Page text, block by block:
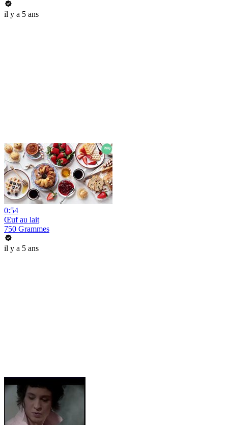
il y a 5 ans
0:54
Œuf au lait
750 Grammes
il y a 5 ans